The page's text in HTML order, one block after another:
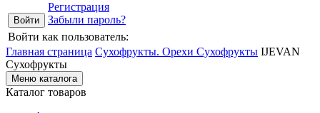
Регистрация
Забыли пароль?
Войти как пользователь:
Главная страница Сухофрукты. Орехи Сухофрукты IJEVAN
Сухофрукты
Меню каталога
Каталог товаров